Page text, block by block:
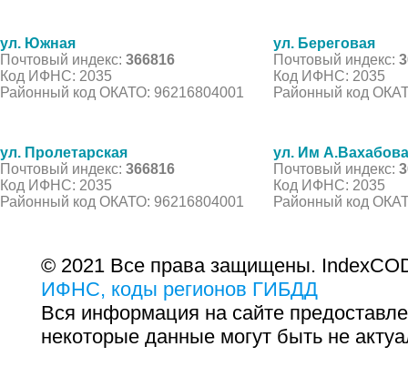
ул. Южная
Почтовый индекс: 366816
Код ИФНС: 2035
Районный код ОКАТО: 96216804001
ул. Береговая
Почтовый индекс:
Код ИФНС: 2035
Районный код
ул. Пролетарская
Почтовый индекс: 366816
Код ИФНС: 2035
Районный код ОКАТО: 96216804001
ул. Им А.Вахабова
Почтовый индекс:
Код ИФНС: 2035
Районный код
© 2021 Все права защищены.
ИФНС, коды регионов ГИБДД
Вся информация на сайте
некоторые данные могут быть не